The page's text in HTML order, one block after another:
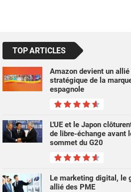
TOP ARTICLES
Amazon devient un allié
stratégique de la
espagnole
L'UE et le Japon
de libre-échange avant
sommet du G20
Le marketing digital, le
allié des PME